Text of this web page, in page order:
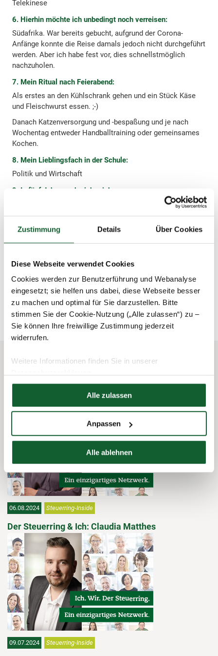
Zustimmung Details Über Cookies
Diese Webseite verwendet Cookies
Cookies werden zur Benutzerführung und Webanalyse
eingesetzt; sie helfen uns dabei, diese Webseite besser
zu machen und optimal für Sie darzustellen. Bitte
stimmen Sie der Cookie-Nutzung („Alle zulassen“) zu –
Sie können Ihre freiwillige Zustimmung jederzeit
widerrufen.
Weitere Informationen finden Sie in unserer
Hier finden Sie unserImpressum
Alle zulassen
Anpassen
Alle ablehnen
Telekinese
6. Hierhin möchte ich unbedingt noch verreisen:
Südafrika. War bereits gebucht, aufgrund der Corona-
Anfänge konnte die Reise damals jedoch nicht durchgeführt
werden. Aber ich habe fest vor, dies schnellstmöglich
nachzuholen.
7. Mein Ritual nach Feierabend:
Als erstes an den Kühlschrank gehen und ein Stück Käse
und Fleischwurst essen. ;-)
Danach Katzenversorgung und -bespaßung und je nach
Wochentag entweder Handballtraining oder gemeinsames
Kochen.
8. Mein Lieblingsfach in der Schule:
Politik und Wirtschaft
9. In fünf Jahren sehe ich mich:
Noch immer Handball spielend, beim Steuerring und um
eine neu erlernte Sprache reicher.
10. Mein (berufliches) Ziel für 2024:
Einführung der neuen Finanzbuchhaltungssoftware DATEV
schließen und zurück zur Liste
Das könnte Sie auch interessieren
06.08.2024 Steuerring-Inside
Der Steuerring & Ich: Claudia Matthes
09.07.2024 Steuerring-Inside